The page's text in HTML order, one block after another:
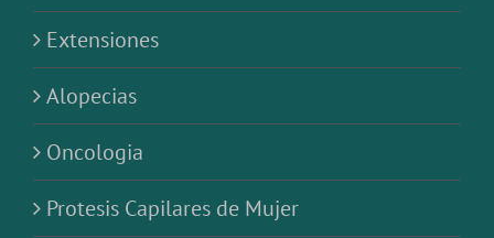
Extensiones
Alopecias
Oncologia
Protesis Capilares de Mujer